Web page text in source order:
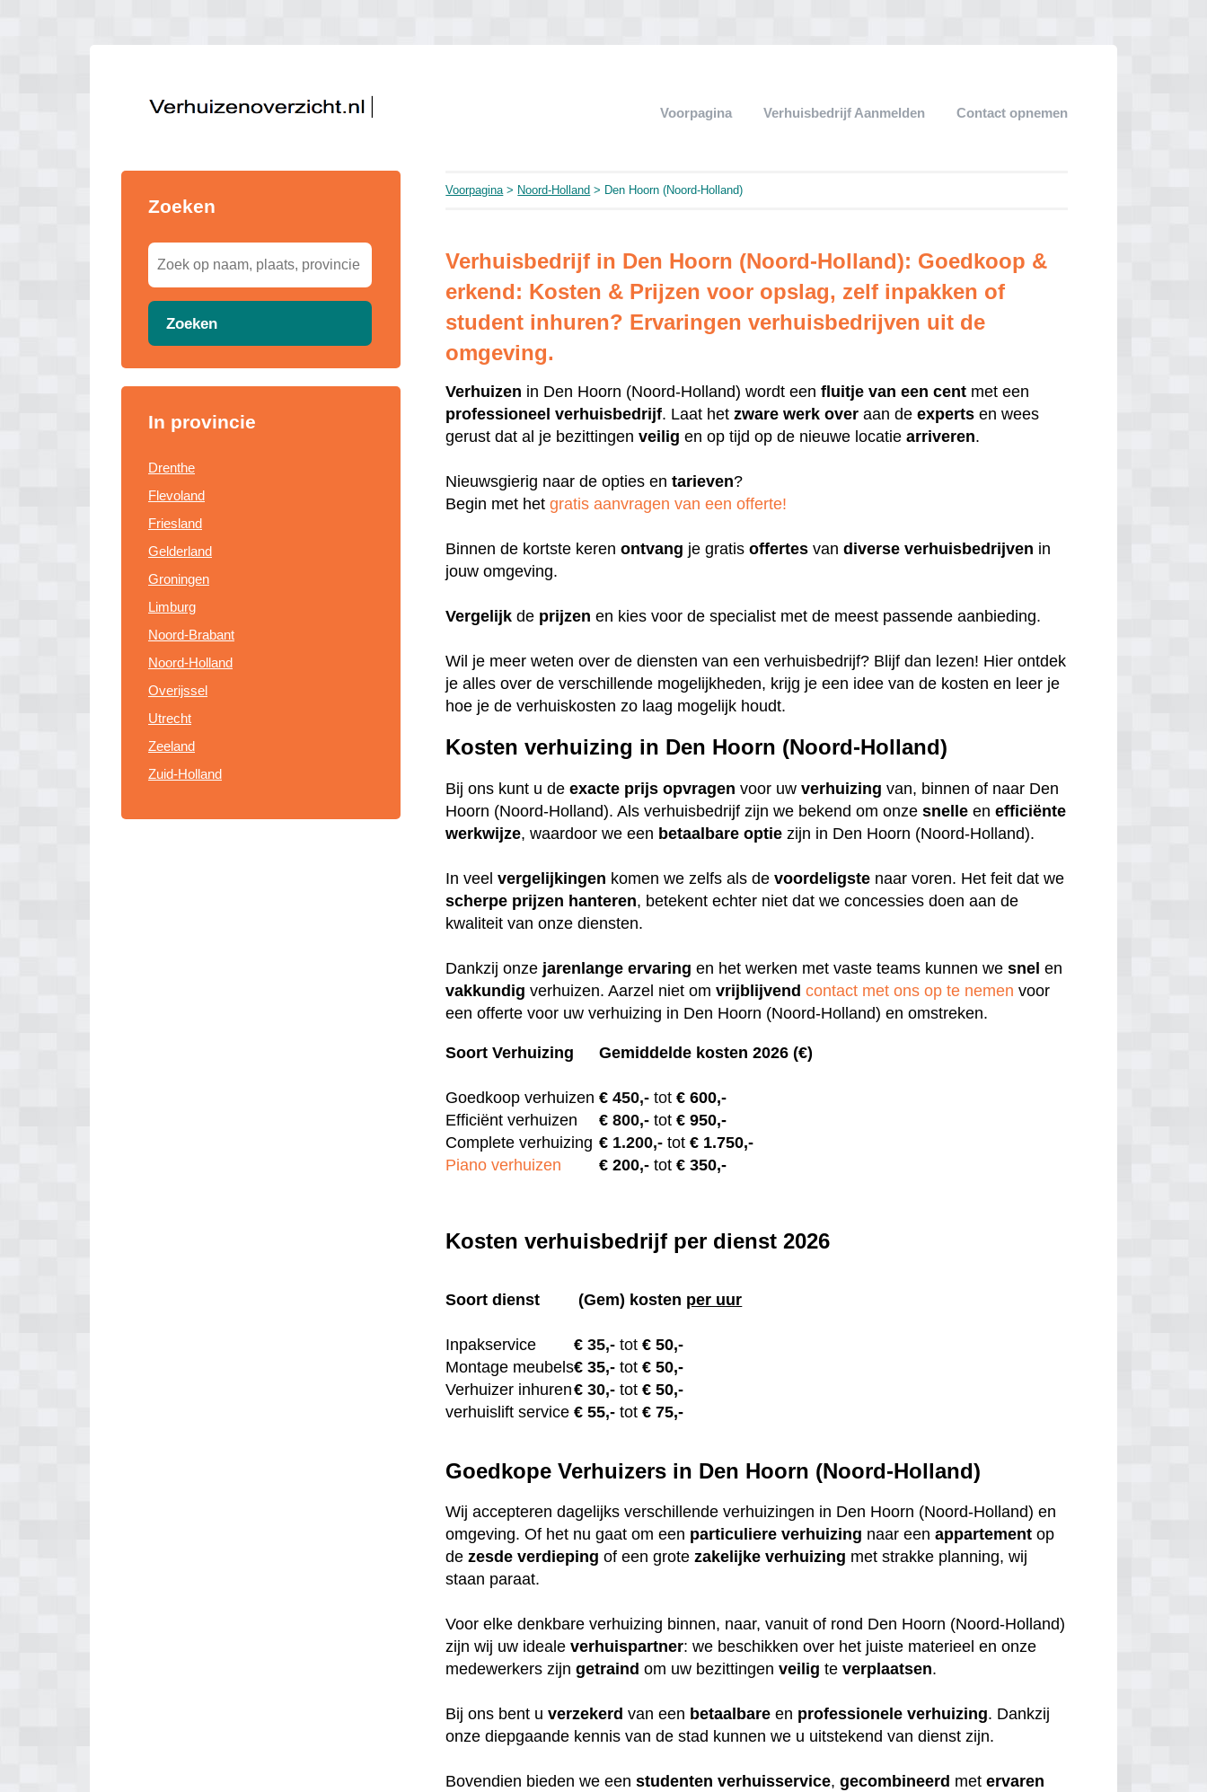
Voorpagina Verhuisbedrijf Aanmelden Contact opnemen
Zoeken
Zoeken
In provincie
Drenthe
Flevoland
Friesland
Gelderland
Groningen
Limburg
Noord-Brabant
Noord-Holland
Overijssel
Utrecht
Zeeland
Zuid-Holland
Voorpagina> Noord-Holland > Den Hoorn (Noord-Holland)
Verhuisbedrijf in Den Hoorn (Noord-Holland): Goedkoop &
erkend: Kosten & Prijzen voor opslag, zelf inpakken of
student inhuren? Ervaringen verhuisbedrijven uit de
omgeving.
Verhuizen in Den Hoorn (Noord-Holland) wordt eenfluitje van een cent met een
professioneel verhuisbedrijf. Laat hetzware werk over aan deexperts en wees
gerust dat al je bezittingenveilig en op tijd op de nieuwe locatiearriveren.
Nieuwsgierig naar de opties entarieven?
Begin met hetgratis aanvragen van een offerte!
Binnen de kortste kerenontvang je gratisoffertes vandiverse verhuisbedrijven in
jouw omgeving.
Vergelijk de prijzen en kies voor de specialist met de meest passende aanbieding.
Wil je meer weten over de diensten van een verhuisbedrijf? Blijf dan lezen! Hier ontdek
je alles over de verschillende mogelijkheden, krijg je een idee van de kosten en leer je
hoe je de verhuiskosten zo laag mogelijk houdt.
Kosten verhuizing in Den Hoorn (Noord-Holland)
Bij ons kunt u deexacte prijs opvragen voor uwverhuizing van, binnen of naar Den
Hoorn (Noord-Holland). Als verhuisbedrijf zijn we bekend om onzesnelle enefficiënte
werkwijze, waardoor we een betaalbare optie zijn in Den Hoorn (Noord-Holland).
In veelvergelijkingen komen we zelfs als devoordeligste naar voren. Het feit dat we
scherpe prijzen hanteren, betekent echter niet dat we concessies doen aan de
kwaliteit van onze diensten.
Dankzij onze jarenlange ervaring en het werken met vaste teams kunnen wesnel en
vakkundig verhuizen. Aarzel niet omvrijblijvend contact met ons op te nemen voor
een offerte voor uw verhuizing in Den Hoorn (Noord-Holland) en omstreken.
Soort Verhuizing Gemiddelde kosten 2026 (€)
Goedkoop verhuizen€450,- tot € 600,-
Efficiënt verhuizen
€800,- tot€ 950,-
Complete verhuizing € 1.200,- tot€ 1.750,-
Piano verhuizen
€ 200,- tot€ 350,-
Kosten verhuisbedrijf per dienst 2026
Soort dienst (Gem) kosten per uur
Inpakservice €35,- tot € 50,-
Montage meubels€ 35,- tot€ 50,-
Verhuizer inhuren€30,- tot€ 50,-
verhuislift service € 55,- tot€ 75,-
Goedkope Verhuizers in Den Hoorn (Noord-Holland)
Wij accepteren dagelijks verschillende verhuizingen in Den Hoorn (Noord-Holland) en
omgeving. Of het nu gaat om een particuliere verhuizing naar eenappartement op
dezesde verdieping of een grotezakelijke verhuizing met strakke planning, wij
staan paraat.
Voor elke denkbare verhuizing binnen, naar, vanuit of rond Den Hoorn (Noord-Holland)
zijn wij uw idealeverhuispartner: we beschikken over het juiste materieel en onze
medewerkers zijngetraind om uw bezittingenveilig teverplaatsen.
Bij ons bent uverzekerd van een betaalbare en professionele verhuizing. Dankzij
onze diepgaande kennis van de stad kunnen we u uitstekend van dienst zijn.
Bovendien bieden we eenstudenten verhuisservice,gecombineerd metervaren